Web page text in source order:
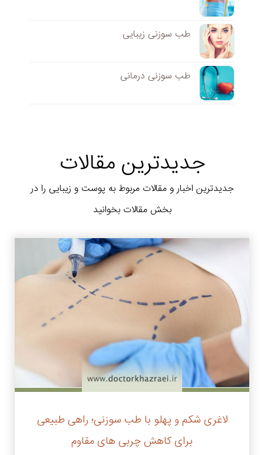
طب سوزنی زیبایی
طب سوزنی درمانی
جدیدترین مقالات
جدیدترین اخبار و مقالات مربوط به پوست و زیبایی را در
بخش مقالات بخوانید
لاغری شکم و پهلو با طب سوزنی؛ راهی طبیعی
برای کاهش چربی های مقاوم